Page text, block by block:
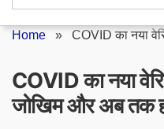
Home » COVID का नया
COVID का नया
जोखिम और अब तक